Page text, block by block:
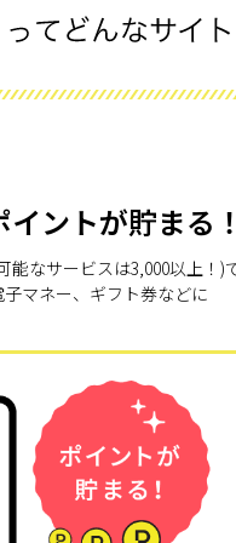
ントが貯まる
能なサービスは3,000以上！)
マネー、ギフト券などに